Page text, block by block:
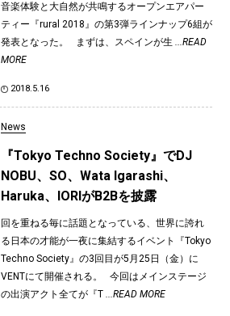
音楽体験と大自然が共鳴するオープンエアパー
ティー『rural 2018』の第3弾ラインナップ6組が
発表となった。 まずは、スペインが生 ...READ
MORE
2018.5.16
News
『Tokyo Techno Society』でDJ
NOBU、SO、Wata Igarashi、
Haruka、IORIがB2Bを披露
回を重ねる毎に話題となっている、世界に誇れ
る日本の才能が一夜に集結するイベント『Tokyo
Techno Society』の3回目が5月25日（金）に
VENTにて開催される。 今回はメインステージ
の出演アクト全てが『T
...READ MORE